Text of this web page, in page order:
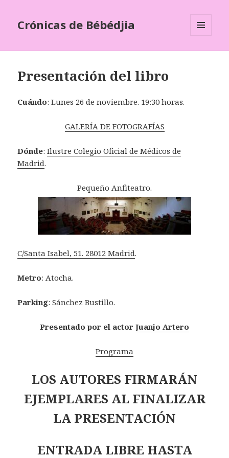
Crónicas de Bébédjia
Presentación del libro
Cuándo: Lunes 26 de noviembre. 19:30 horas.
GALERÍA DE FOTOGRAFÍAS
Dónde:Ilustre Colegio Oficial de Médicos de
Madrid.
Pequeño Anfiteatro.
C/Santa Isabel, 51. 28012 Madrid.
Metro: Atocha.
Parking: Sánchez Bustillo.
Presentado por el actor Juanjo Artero
Programa
LOS AUTORES FIRMARÁN
EJEMPLARES AL FINALIZAR
LA PRESENTACIÓN
ENTRADA LIBRE HASTA